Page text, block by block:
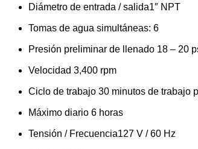
Diámetro de entrada / salida1″ NPT
Tomas de agua simultáneas: 6
Presión preliminar de llenado 18 – 20
Velocidad 3,400 rpm
Ciclo de trabajo 30 minutos de trabajo
Máximo diario 6 horas
Tensión / Frecuencia127 V / 60 Hz